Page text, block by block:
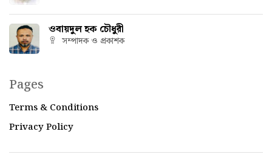
ওবায়দুল হক চৌধুরী
সম্পাদক ও প্রকাশক
Pages
Terms & Conditions
Privacy Policy